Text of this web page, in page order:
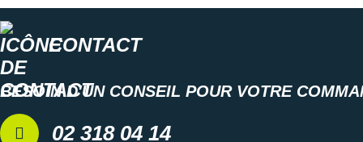
CONTACT
BESOIN D'UN CONSEIL POUR VOTRE
02 318 04 14